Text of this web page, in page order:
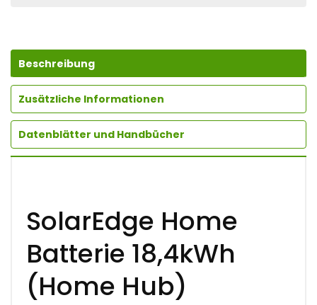
Beschreibung
Zusätzliche Informationen
Datenblätter und Handbücher
SolarEdge Home
Batterie 18,4kWh
(Home Hub)